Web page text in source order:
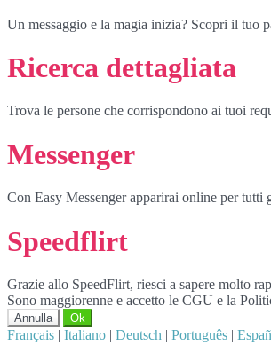
Un messaggio e la magia inizia? Scopri il tuo
Ricerca dettagliata
Trova le persone che corrispondono ai tuoi
Messenger
Con Easy Messenger apparirai online per tutti
Speedflirt
Grazie allo SpeedFlirt, riesci a sapere molto
Sono maggiorenne e accetto le CGU e la
Annulla Ok
Français | Italiano | Deutsch | Português |